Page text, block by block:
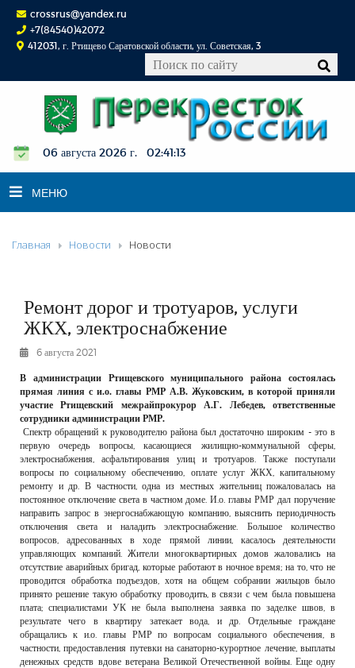
crossrus@yandex.ru
+7(84540)42072
412031, г. Ртищево Саратовской области, ул. Советская, 3
06 августа 2026 г. 02:41:14
МЕНЮ
НОВОСТИ
К СВЕДЕНИЮ
КОНКУРСЫ
ФОТОРЕПОРТАЖИ
РЕКЛАМОДАТЕЛЯМ
ОБЪЯВЛЕНИЯ
КОНТАКТЫ
Главная Новости Новости
Ремонт дорог и тротуаров, услуги
ЖКХ, электроснабжение
6 августа 2021
В администрации Ртищевского муниципального района состоялась
прямая линия с и.о. главы РМР А.В. Жуковским, в которой приняли
участие Ртищевский межрайпрокурор А.Г. Лебедев, ответственные
сотрудники администрации РМР.
Спектр обращений к руководителю района был достаточно широким - это в
первую очередь вопросы, касающиеся жилищно-коммунальной сферы,
электроснабжения, асфальтирования улиц и тротуаров. Также поступали
вопросы по социальному обеспечению, оплате услуг ЖКХ, капитальному
ремонту и др. В частности, одна из местных жительниц пожаловалась на
постоянное отключение света в частном доме. И.о. главы РМР дал поручение
направить запрос в энергоснабжающую компанию, выяснить периодичность
отключения света и наладить электроснабжение. Большое количество
вопросов, адресованных в ходе прямой линии, касалось деятельности
управляющих компаний. Жители многоквартирных домов жаловались на
отсутствие аварийных бригад, которые работают в ночное время; на то, что не
проводится обработка подъездов, хотя на общем собрании жильцов было
принято решение такую обработку проводить, в связи с чем была повышена
плата; специалистами УК не была выполнена заявка по заделке швов, в
результате чего в квартиру затекает вода, и др. Отдельные граждане
обращались к и.о. главы РМР по вопросам социального обеспечения, в
частности, предоставления путевки на санаторно-курортное лечение, выплаты
денежных средств вдове ветерана Великой Отечественной войны. Еще одну